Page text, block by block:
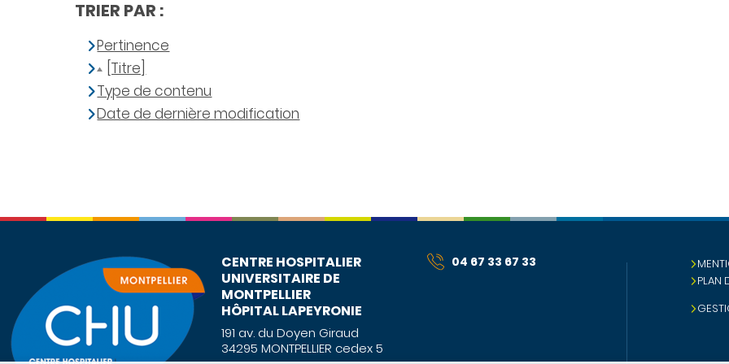
TRIER PAR :
Pertinence
[Titre]
Type de contenu
Date de dernière modification
CENTRE HOSPITALIER
UNIVERSITAIRE DE
MONTPELLIER
HÔPITAL LAPEYRONIE
191 av. du Doyen Giraud
34295 MONTPELLIER cedex 5
04 67 33 67 33
PLAN